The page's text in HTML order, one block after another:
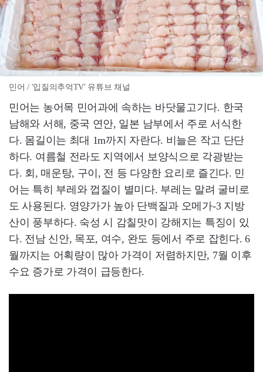
민어 / '입질의추억TV' 유튜브 채널
민어는 농어목 민어과에 속하는 바닷물고기다. 한국
남해와 서해, 중국 연안, 일본 남부에서 주로 서식한
다. 몸길이는 최대 1m까지 자란다. 비늘은 작고 단단
하다. 여름철 전라도 지역에서 보양식으로 각광받는
다. 회, 매운탕, 구이, 전 등 다양한 요리로 즐긴다. 민
어는 특히 부레와 껍질이 별미다. 부레는 말려 굴비로
도 사용된다. 영양가가 높아 단백질과 오메가-3 지방
산이 풍부하다. 숙성 시 감칠맛이 강해지는 특징이 있
다. 전남 신안, 목포, 여수, 완도 등에서 주로 잡힌다. 6
월까지는 어획량이 많아 가격이 저렴하지만, 7월 이후
수요 증가로 가격이 급등한다.